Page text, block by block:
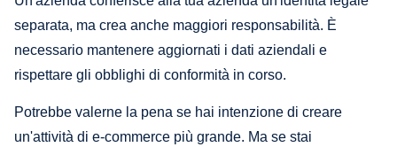
separata, ma crea anche maggiori responsabilità. È
necessario mantenere aggiornati i dati aziendali e
rispettare gli obblighi di conformità in corso.
Potrebbe valerne la pena se hai intenzione di creare
un'attività di e-commerce più grande. Ma se stai